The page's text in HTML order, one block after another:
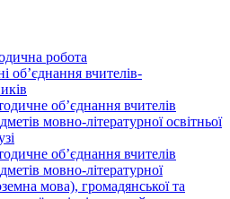
робота
об’єднання вчителів-
об’єднання вчителів
мовно-літературної освітньої
об’єднання вчителів
мовно-літературної
мова), громадянської та